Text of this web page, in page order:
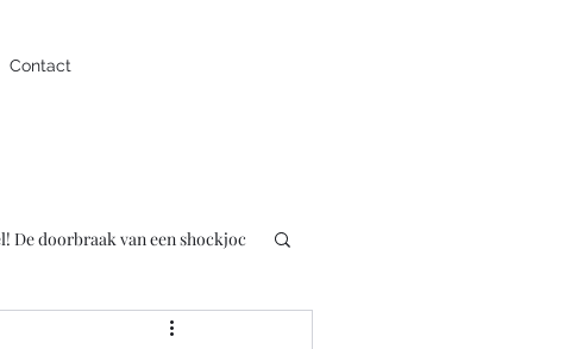
Contact
De doorbraak van een shockjoc
Presentator